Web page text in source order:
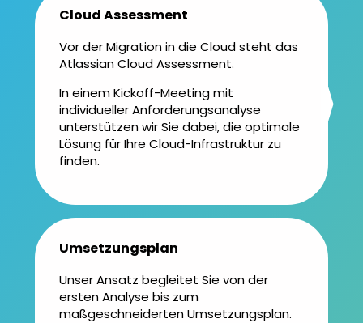
Cloud Assessment
Vor der Migration in die Cloud steht das
Atlassian Cloud Assessment.
In einem Kickoff-Meeting mit
individueller Anforderungsanalyse
unterstützen wir Sie dabei, die optimale
Lösung für Ihre Cloud-Infrastruktur zu
finden.
Umsetzungs­plan
Unser Ansatz begleitet Sie von der
ersten Analyse bis zum
maßgeschneiderten Umsetzungsplan.